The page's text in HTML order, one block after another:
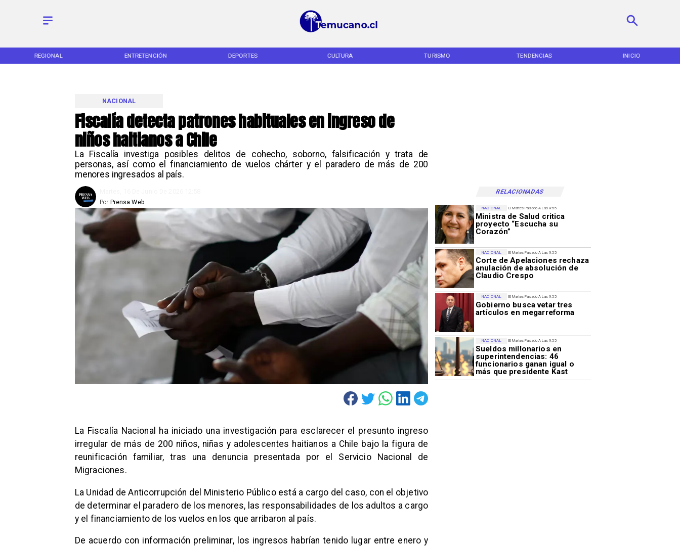
REGIONAL ENTRETENCIÓN DEPORTES CULTURA TURISMO TENDENCIAS INICIO
Fiscalía detecta patrones habituales en ingreso de
niños haitianos a Chile
La Fiscalía investiga posibles delitos de cohecho, soborno, falsificación y trata de
personas, así como el financiamiento de vuelos chárter y el paradero de más de 200
menores ingresados al país.
NACIONAL
RELACIONADAS
Prensa Web
Por
El Martes Pasado A Las 9:55
Ministra de Salud critica
proyecto “Escucha su
Corazón”
NACIONAL
El Martes Pasado A Las 9:55
Corte de Apelaciones rechaza
anulación de absolución de
Claudio Crespo
NACIONAL
El Martes Pasado A Las 9:55
Gobierno busca vetar tres
artículos en megarreforma
NACIONAL
El Martes Pasado A Las 9:55
Sueldos millonarios en
superintendencias: 46
funcionarios ganan igual o
más que presidente Kast
NACIONAL
La Fiscalía Nacional ha iniciado una investigación para esclarecer el presunto ingreso
irregular de más de 200 niños, niñas y adolescentes haitianos a Chile bajo la figura de
reunificación familiar, tras una denuncia presentada por el Servicio Nacional de
Migraciones.
La Unidad de Anticorrupción del Ministerio Público está a cargo del caso, con el objetivo
de determinar el paradero de los menores, las responsabilidades de los adultos a cargo
y el financiamiento de los vuelos en los que arribaron al país.
De acuerdo con información preliminar, los ingresos habrían tenido lugar entre enero y